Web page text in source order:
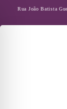
Rua João Batista